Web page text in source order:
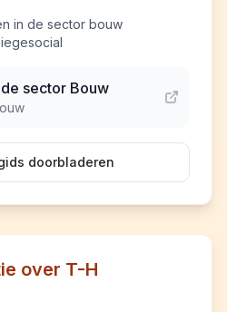
in de sector bouw
sector Bouw
doorbladeren
over T-H